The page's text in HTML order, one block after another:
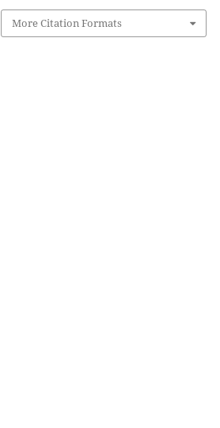
More Citation Formats